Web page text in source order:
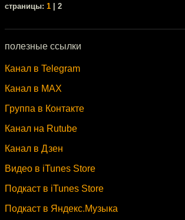
cтраницы: 1 | 2
полезные ссылки
Канал в Telegram
Канал в MAX
Группа в Контакте
Канал на Rutube
Канал в Дзен
Видео в iTunes Store
Подкаст в iTunes Store
Подкаст в Яндекс.Музыка